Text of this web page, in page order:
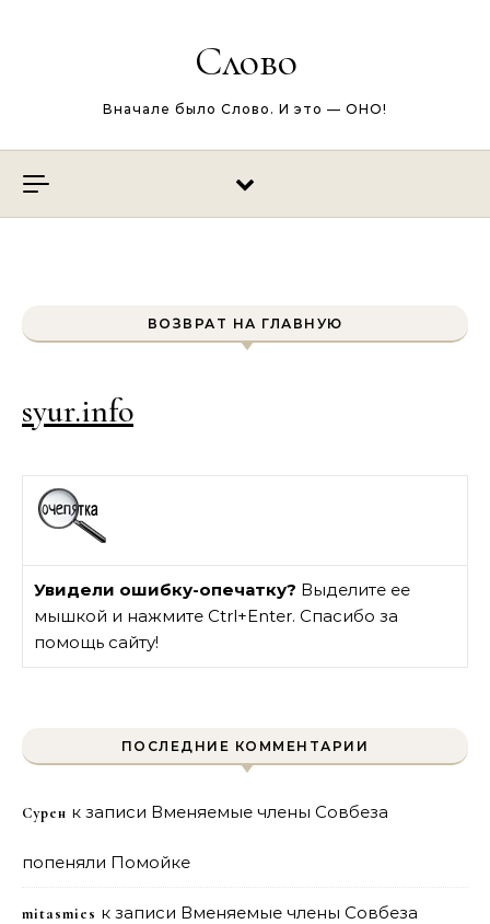
Слово
Вначале было Слово. И это — ОНО!
ВОЗВРАТ НА ГЛАВНУЮ
syur.info
Увидели ошибку-опечатку? Выделите ее
мышкой и нажмите Ctrl+Enter. Спасибо за
помощь сайту!
ПОСЛЕДНИЕ КОММЕНТАРИИ
Сурен к записи Вменяемые члены Совбеза
попеняли Помойке
mitasmies к записи Вменяемые члены Совбеза